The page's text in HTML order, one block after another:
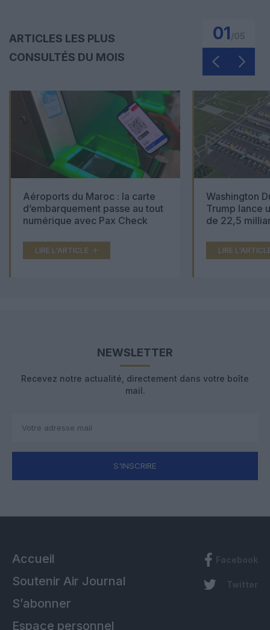
ARTICLES LES PLUS
CONSULTÉS DU MOIS
01
Aéroports du Maroc : la carte
d’embarquement passe au tout
numérique avec Pax Check
LIRE L'ARTICLE
Washington
Trump lance
de 22,5
LIRE
NEWSLETTER
Recevez notre actualité, directement dans votre boîte
mail.
S'INSCRIRE
Accueil
Soutenir Air Journal
S’abonner
Espace personnel